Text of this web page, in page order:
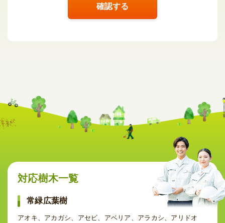
対応樹木一覧
常緑広葉樹
アオキ、アカガシ、アセビ、アベリア、アラカシ、アリドオ